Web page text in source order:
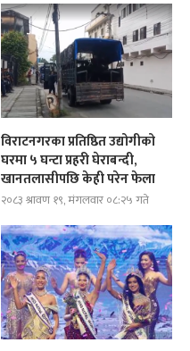
विराटनगरका प्रतिष्ठित उद्योगीको
घरमा ५ घन्टा प्रहरी घेराबन्दी,
खानतलासीपछि केही परेन फेला
२०८३ श्रावण १९, मंगलवार ०८:२५ गते